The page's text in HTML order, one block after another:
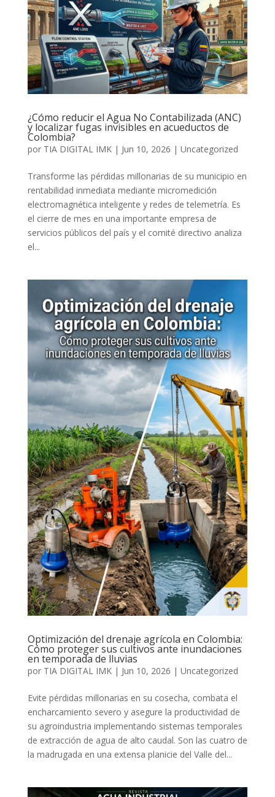
¿Cómo reducir el Agua No Contabilizada (ANC)
y localizar fugas invisibles en acueductos de
Colombia?
por TIA DIGITAL IMK| Jun 10, 2026 | Uncategorized
Transforme las pérdidas millonarias de su municipio en
rentabilidad inmediata mediante micromedición
electromagnética inteligente y redes de telemetría. Es
el cierre de mes en una importante empresa de
servicios públicos del país y el comité directivo analiza
el...
Optimización del drenaje agrícola en Colombia:
Cómo proteger sus cultivos ante inundaciones
en temporada de lluvias
por TIA DIGITAL IMK| Jun 10, 2026 | Uncategorized
Evite pérdidas millonarias en su cosecha, combata el
encharcamiento severo y asegure la productividad de
su agroindustria implementando sistemas temporales
de extracción de agua de alto caudal. Son las cuatro de
la madrugada en una extensa planicie del Valle del...